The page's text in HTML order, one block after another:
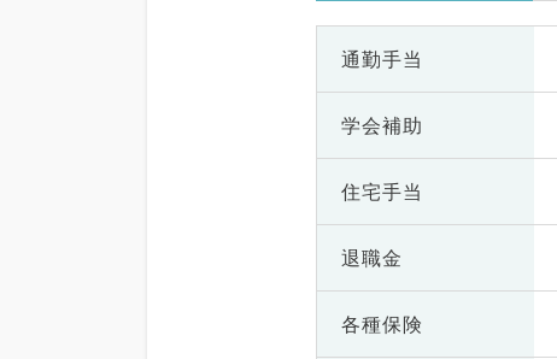
通勤手当
学会補助
住宅手当
退職金
各種保険